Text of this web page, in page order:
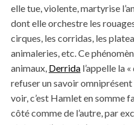
elle tue, violente, martyrise
dont elle orchestre les
cirques, les corridas, les
animaleries, etc. Ce
animaux, Derridal’appelle la
refuser un savoir omniprésent
voir, c’est Hamlet en somme
côté comme de l’autre, par